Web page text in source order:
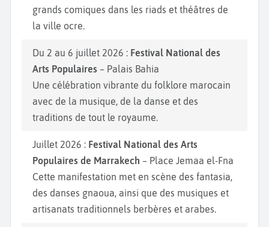
grands comiques dans les riads et théâtres de
la ville ocre.
Du 2 au 6 juillet 2026 : Festival National des
Arts Populaires – Palais Bahia
Une célébration vibrante du folklore marocain
avec de la musique, de la danse et des
traditions de tout le royaume.
Juillet 2026 : Festival National des Arts
Populaires de Marrakech – Place Jemaa el-Fna
Cette manifestation met en scène des fantasia,
des danses gnaoua, ainsi que des musiques et
artisanats traditionnels berbères et arabes.